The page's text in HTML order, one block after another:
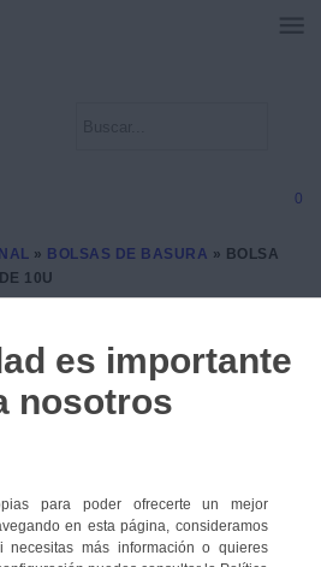
0
» BOLSAS DE BASURA » BOLSA
10U
BOLSA BASURA 85X105 G-
080 VERDE 10U
Ref. 8445317025353
1,3223 €IVA no Incl.